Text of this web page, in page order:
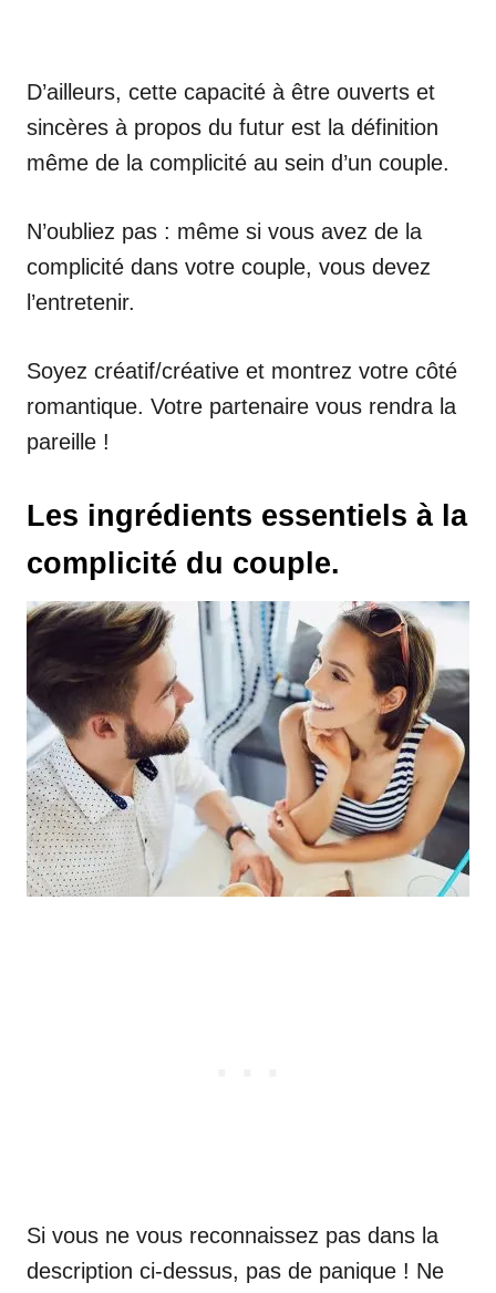
D’ailleurs, cette capacité à être ouverts et
sincères à propos du futur est la définition
même de la complicité au sein d’un couple.
N’oubliez pas : même si vous avez de la
complicité dans votre couple, vous devez
l’entretenir.
Soyez créatif/créative et montrez votre côté
romantique. Votre partenaire vous rendra la
pareille !
Les ingrédients essentiels à la
complicité du couple.
Si vous ne vous reconnaissez pas dans la
description ci-dessus, pas de panique ! Ne